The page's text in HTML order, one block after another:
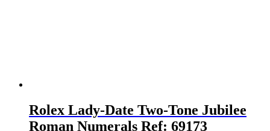
Rolex Lady-Date Two-Tone Jubilee
Roman Numerals Ref: 69173